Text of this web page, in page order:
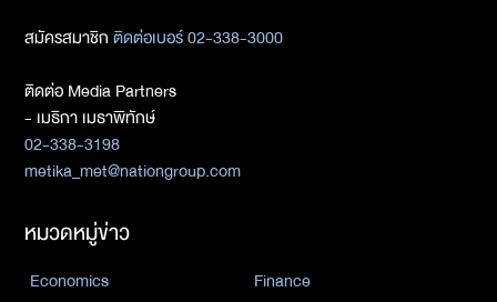
สมัครสมาชิกติดต่อเบอร์ 02-338-3000
ติดต่อ Media Partners
- เมธิกา เมธาพิทักษ์
02-338-3198
metika_met@nationgroup.com
หมวดหมู่ข่าว
Economics
Finance